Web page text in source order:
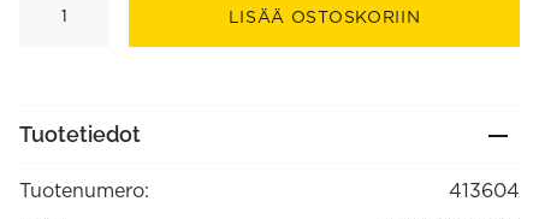
taivutettu
(413604)
LISÄÄ OSTOSKORIIN
Tuotetiedot
Tuotenumero:
413604